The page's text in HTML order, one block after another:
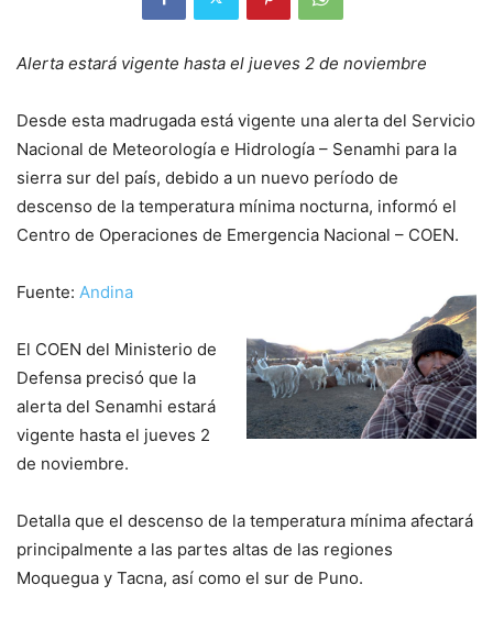
Alerta estará vigente hasta el jueves 2 de noviembre
Desde esta madrugada está vigente una alerta del Servicio
Nacional de Meteorología e Hidrología – Senamhi para la
sierra sur del país, debido a un nuevo período de
descenso de la temperatura mínima nocturna, informó el
Centro de Operaciones de Emergencia Nacional – COEN.
Fuente: Andina
El COEN del Ministerio de
Defensa precisó que la
alerta del Senamhi estará
vigente hasta el jueves 2
de noviembre.
Detalla que el descenso de la temperatura mínima afectará
principalmente a las partes altas de las regiones
Moquegua y Tacna, así como el sur de Puno.